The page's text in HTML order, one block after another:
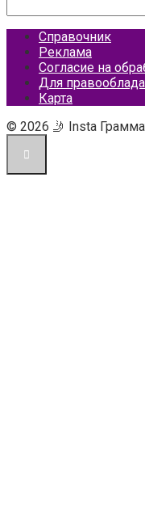
Справочник
Реклама
Согласие на
Для
Карта
© 2026 🤳 Insta